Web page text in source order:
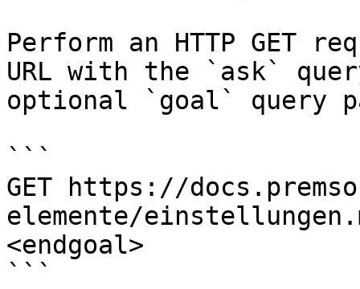
Perform an HTTP GET
URL with the `ask`
optional `goal` query
```
GET https://
elemente/
<endgoal>
```